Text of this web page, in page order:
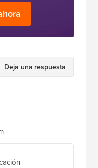
Deja una respuesta